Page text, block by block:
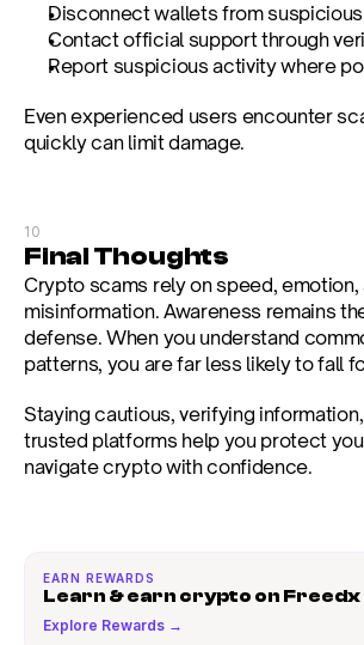
Disconnect wallets from
Contact official support through
Report suspicious activity where
Even experienced users encounter
quickly can limit damage.
10
Final Thoughts
Crypto scams rely on speed, emotion,
misinformation. Awareness remains
defense. When you understand
patterns, you are far less likely to fall
Staying cautious, verifying
trusted platforms help you protect
navigate crypto with confidence.
EARN REWARDS
Learn & earn crypto on Freedx
Explore Rewards →